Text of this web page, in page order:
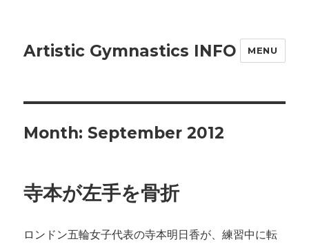
Artistic Gymnastics INFO MENU
Month: September 2012
寺本が左手を骨折
ロンドン五輪女子代表の寺本明日香が、練習中に転